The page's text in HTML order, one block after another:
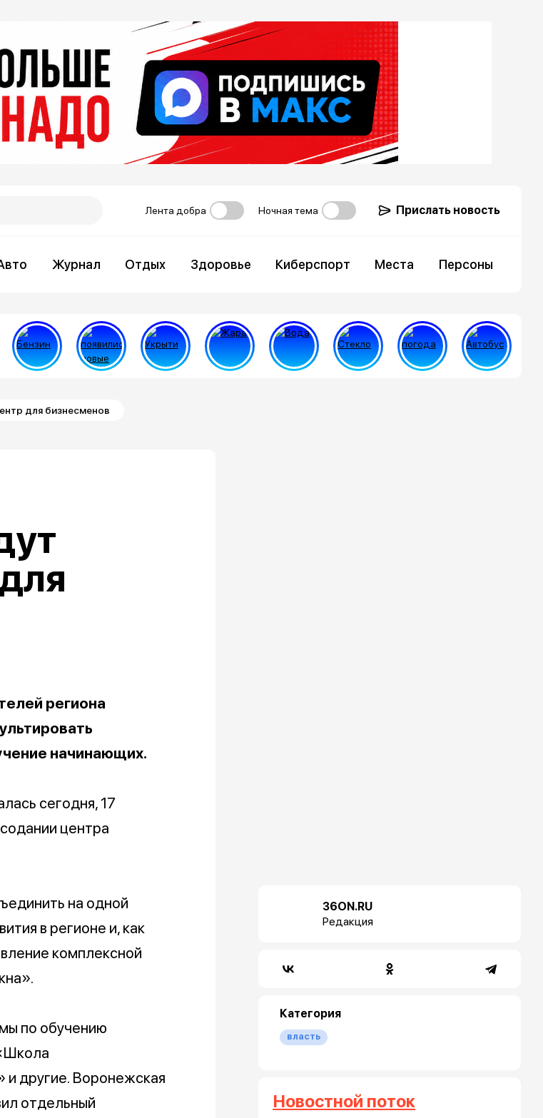
Лента добра Ночная тема Прислать новость
Журнал Отдых Здоровье Киберспорт Места Персоны
для бизнесменов
региона
начинающих.
сегодня, 17
центра
на одной
в регионе и, как
комплексной
по обучению
другие. Воронежская
отдельный
36ON.RU
Редакция
Категория
власть
Новостной поток